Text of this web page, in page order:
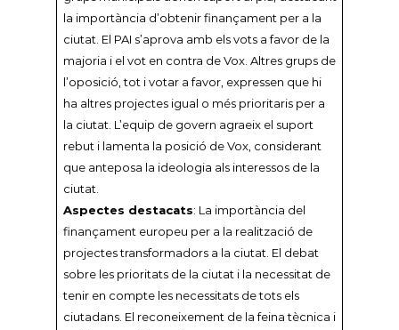
la importància d’obtenir finançament per a la
ciutat. El PAI s’aprova amb els vots a favor de la
majoria i el vot en contra de Vox. Altres grups de
l’oposició, tot i votar a favor, expressen que hi
ha altres projectes igual o més prioritaris per a
la ciutat. L’equip de govern agraeix el suport
rebut i lamenta la posició de Vox, considerant
que anteposa la ideologia als interessos de la
ciutat.
Aspectes destacats: La importància del
finançament europeu per a la realització de
projectes transformadors a la ciutat. El debat
sobre les prioritats de la ciutat i la necessitat de
tenir en compte les necessitats de tots els
ciutadans. El reconeixement de la feina tècnica i